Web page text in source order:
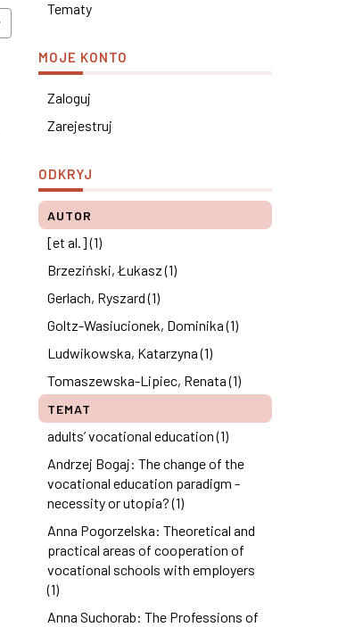
Tematy
MOJE KONTO
Zaloguj
Zarejestruj
ODKRYJ
AUTOR
[et al.] (1)
Brzeziński, Łukasz (1)
Gerlach, Ryszard (1)
Goltz-Wasiucionek, Dominika (1)
Ludwikowska, Katarzyna (1)
Tomaszewska-Lipiec, Renata (1)
TEMAT
adults’ vocational education (1)
Andrzej Bogaj: The change of the
vocational education paradigm -
necessity or utopia? (1)
Anna Pogorzelska: Theoretical and
practical areas of cooperation of
vocational schools with employers
(1)
Anna Suchorab: The Professions of